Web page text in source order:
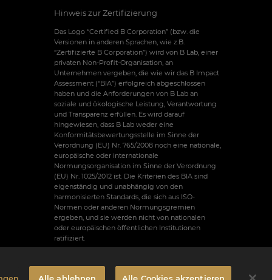
Hinweis zur Zertifizierung
Das Logo “Certified B Corporation” (bzw. die
Versionen in anderen Sprachen, wie z.B.
“Zertifizierte B Corporation”) wird von B Lab, einer
privaten Non-Profit-Organisation, an
Unternehmen vergeben, die wie wir das B Impact
Assessment (“BIA”) erfolgreich abgeschlossen
haben und die Anforderungen von B Lab an
soziale und ökologische Leistung, Verantwortung
und Transparenz erfüllen. Es wird darauf
hingewiesen, dass B Lab weder eine
Konformitätsbewertungsstelle im Sinne der
Verordnung (EU) Nr. 765/2008 noch eine nationale,
europäische oder internationale
Normungsorganisation im Sinne der Verordnung
(EU) Nr. 1025/2012 ist. Die Kriterien des BIA sind
eigenständig und unabhängig von den
harmonisierten Standards, die sich aus ISO-
Normen oder anderen Normungsgremien
ergeben, und sie werden nicht von nationalen
oder europäischen öffentlichen Institutionen
ratifiziert.